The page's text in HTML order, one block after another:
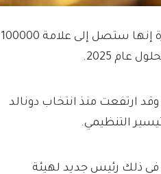
Investing.com – قالت بيرنشتاين يوم الاثنين في مذكرة إنها ستصل إلى علامة 100000
حاليًا بأكثر من 90 ألف دولار، وقد ارتفعت منذ انتخاب دونالد
التنظيمي.
في ذلك رئيس جديد لهيئة